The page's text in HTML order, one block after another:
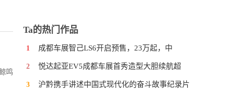
鸣
Ta的热门作品
1 成都车展智己LS6开启预售，23万起，中
2 悦达起亚EV5成都车展首秀造型大胆续航超
3 沪黔携手讲述中国式现代化的奋斗故事纪录片